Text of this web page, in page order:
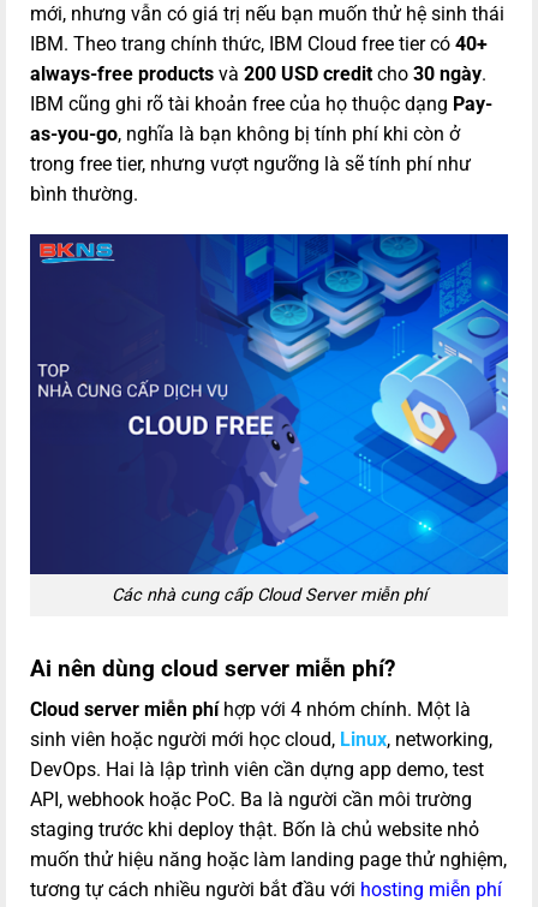
mới, nhưng vẫn có giá trị nếu bạn muốn thử hệ sinh thái
IBM. Theo trang chính thức, IBM Cloud free tier có 40+
always-free products và 200 USD credit cho 30 ngày.
IBM cũng ghi rõ tài khoản free của họ thuộc dạng Pay-
as-you-go, nghĩa là bạn không bị tính phí khi còn ở
trong free tier, nhưng vượt ngưỡng là sẽ tính phí như
bình thường.
Các nhà cung cấp Cloud Server miễn phí
Ai nên dùng cloud server miễn phí?
Cloud server miễn phíhợp với 4 nhóm chính. Một là
sinh viên hoặc người mới học cloud, Linux, networking,
DevOps. Hai là lập trình viên cần dựng app demo, test
API, webhook hoặc PoC. Ba là người cần môi trường
staging trước khi deploy thật. Bốn là chủ website nhỏ
muốn thử hiệu năng hoặc làm landing page thử nghiệm,
tương tự cách nhiều người bắt đầu với hosting miễn phí